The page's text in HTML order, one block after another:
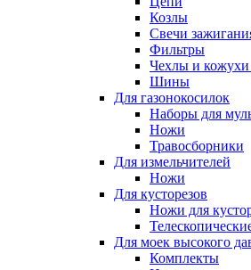
Козлы
Свечи
Фильтры
Чехлы и
Шины
Для газонокосилок
Наборы для
Ножи
Травосборники
Для измельчителей
Ножи
Для кусторезов
Ножи для
Для моек высокого
Комплекты